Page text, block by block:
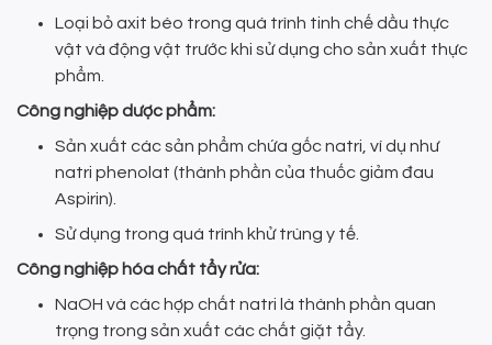
Loại bỏ axit béo trong quá trình tinh chế dầu thực
vật và động vật trước khi sử dụng cho sản xuất thực
phẩm.
Công nghiệp dược phẩm:
Sản xuất các sản phẩm chứa gốc natri, ví dụ như
natri phenolat (thành phần của thuốc giảm đau
Aspirin).
Sử dụng trong quá trình khử trùng y tế.
Công nghiệp hóa chất tẩy rửa:
NaOH và các hợp chất natri là thành phần quan
trọng trong sản xuất các chất giặt tẩy.